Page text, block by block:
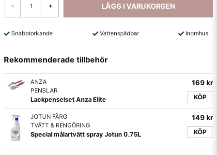
- + LÄGG I VARUKORGEN
Snabbtorkande Vattenspädbar Inomhus
Rekommenderade tillbehör
ANZA
PENSLAR
Lackpenselset Anza Elite
169 kr
KÖP
JOTUN FÄRG
TVÄTT & RENGÖRING
Special målartvätt spray Jotun 0.75L
149 kr
KÖP